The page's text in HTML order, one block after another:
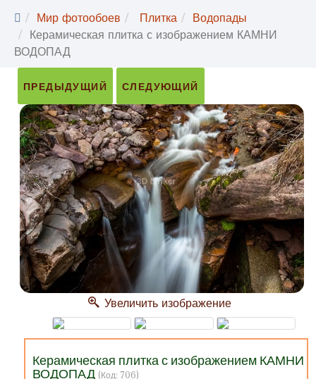
Мир фотообоев Плитка
Водопады
Керамическая плитка с изображением КАМНИ
ВОДОПАД
ПРЕДЫДУЩИЙ СЛЕДУЮЩИЙ
Увеличить изображение
Керамическая плитка с изображением КАМНИ
ВОДОПАД (Код: 706)